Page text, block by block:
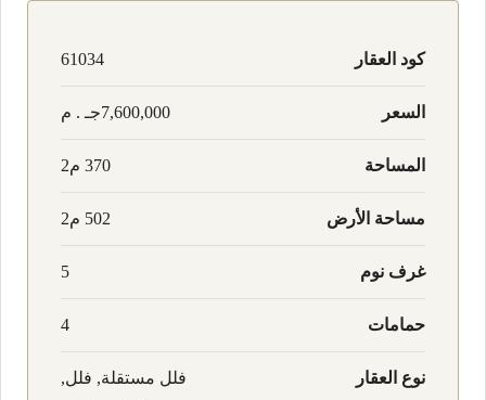
كود العقار 61034
السعر 7,600,000جـ . م
المساحة 370 م2
مساحة الأرض 502 م2
غرف نوم 5
حمامات 4
نوع العقار
فلل مستقلة, فلل,